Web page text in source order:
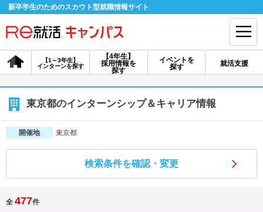
新卒学生のためのスカウト型就職情報サイト
【4年生】
採用情報を
探す
【1～3年生】
インターンを探す
イベントを
探す
就活支援
会員登録 ログイン
会員ID・パスワードを忘れた方はこちら
探す
【4年生】
【1～3年生】
東京都のインターンシップ＆キャリア情報
開催地 東京都
検索条件を確認・変更
全 477件